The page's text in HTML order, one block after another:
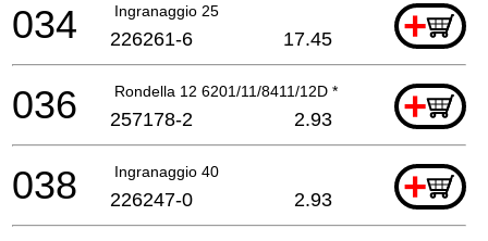
Ingranaggio 25 +
034 226261-6 17.45
Rondella 12 6201/11/8411/12D * +
036 257178-2 2.93
Ingranaggio 40 +
038 226247-0 2.93